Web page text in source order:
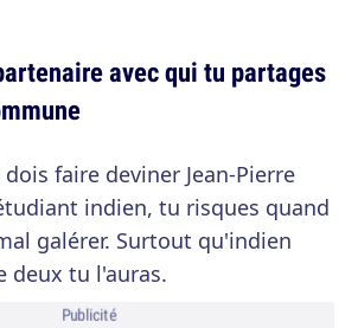
avec qui tu partages
faire deviner Jean-Pierre
indien, tu risques quand
galérer. Surtout qu'indien
deux tu l'auras.
Publicité